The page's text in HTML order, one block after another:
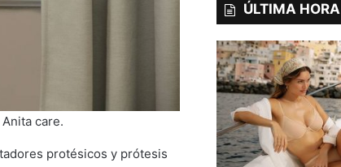
care.
protésicos y prótesis
ÚLTIMA HORA